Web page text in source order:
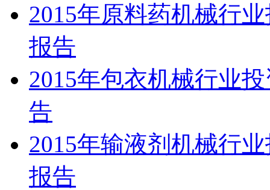
2015年原料药机械行
报告
2015年包衣机械行业
告
2015年输液剂机械行
报告